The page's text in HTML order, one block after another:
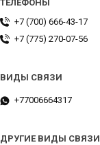
+7 (700) 666-43-17
+7 (775) 270-07-56
+77006664317
ДРУГИЕ ВИДЫ СВЯЗИ